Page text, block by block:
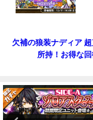
欠補の狼装ナディア
所持！お得な